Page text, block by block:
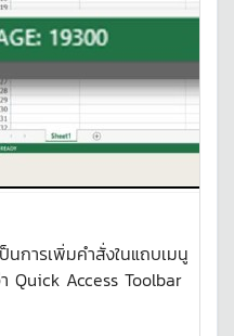
นการเพิ่มคำสั่งในแถบเมนู
Quick Access Toolbar